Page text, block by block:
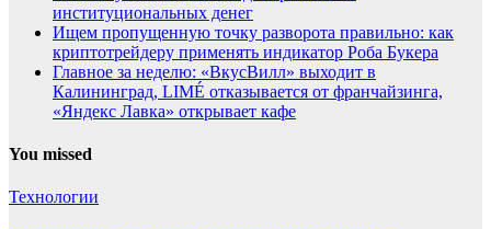
институциональных денег
Ищем пропущенную точку разворота правильно: как
криптотрейдеру применять индикатор Роба Букера
Главное за неделю: «ВкусВилл» выходит в
Калининград, LIMÉ отказывается от франчайзинга,
«Яндекс Лавка» открывает кафе
You missed
Технологии